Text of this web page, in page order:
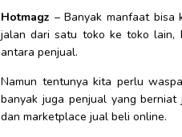
Hotmagz – Banyak manfaat bisa
jalan dari satu toko ke toko lain,
antara penjual.
Namun tentunya kita perlu
banyak juga penjual yang
dan marketplace jual beli online.